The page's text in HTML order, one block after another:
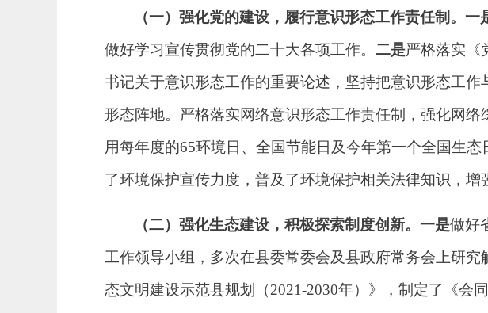
（一）强化党的建设，履行意识形态工作责任制。一
做好学习宣传贯彻党的二十大各项工作。 二是严格落实《
书记关于意识形态工作的重要论述，坚持把意识形态工
形态阵地。严格落实网络意识形态工作责任制，强化网络
用每年度的65环境日、全国节能日及今年第一个全国生
了环境保护宣传力度，普及了环境保护相关法律知识，增
（二）强化生态建设，积极探索制度创新。一是做好
工作领导小组，多次在县委常委会及县政府常务会上研
态文明建设示范县规划（2021-2030年）》，制定了《会